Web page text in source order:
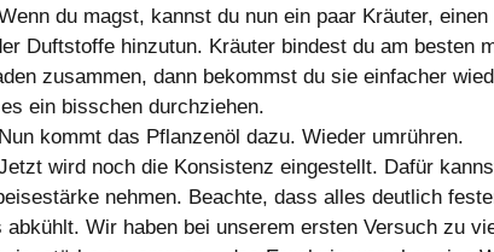
du magst, kannst du nun ein paar Kräuter, einen
Duftstoffe hinzutun. Kräuter bindest du am besten
zusammen, dann bekommst du sie einfacher
ein bisschen durchziehen.
kommt das Pflanzenöl dazu. Wieder umrühren.
wird noch die Konsistenz eingestellt. Dafür
nehmen. Beachte, dass alles deutlich
abkühlt. Wir haben bei unserem ersten Versuch zu